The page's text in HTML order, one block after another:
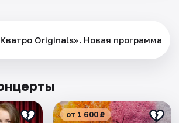
Originals». Новая программа
от 1 600 ₽